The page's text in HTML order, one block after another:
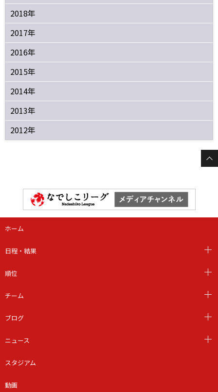
2018年
2017年
2016年
2015年
2014年
2013年
2012年
ホーム
日程・結果
順位
チーム
ブログ
ニュース
スタジアム
動画